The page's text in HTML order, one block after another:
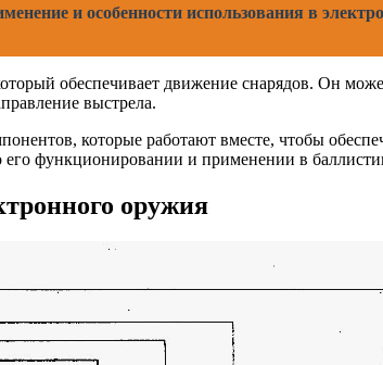
и особенности использования в
обеспечивает движение снарядов. Он
выстрела.
которые работают вместе, чтобы
его функционировании и применении в
оружия